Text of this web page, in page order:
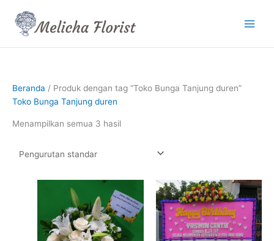
konten
Beranda / Produk dengan tag “Toko Bunga Tanjung duren”
Toko Bunga Tanjung duren
Menampilkan semua 3 hasil